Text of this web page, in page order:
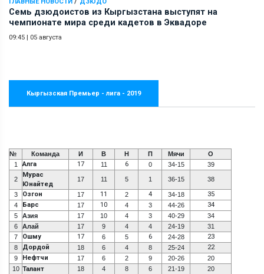
Семь дзюдоистов из Кыргызстана выступят на
чемпионате мира среди кадетов в Эквадоре
09:45 | 05 августа
Кыргызская Премьер - лига - 2019
№ Команда И В Н П Мячи
О
1
Алга 17 11 6 0 34-15 39
2
Мурас
Юнайтед
17 11 5 1 36-15 38
3 Озгон 17 11 2 4 34-18 35
4 Барс 17 10 4 3 44-26 34
5 Азия 17 10 4 3 40-29
34
6
Алай 17 9 4 4 24-19
31
7
Ошму 17 6 5 6 24-28 23
8 Дордой 18 6 4 8 25-24 22
9 Нефтчи 17 6 2 9 20-26
20
10 Талант 18 4 8 6 21-19
20